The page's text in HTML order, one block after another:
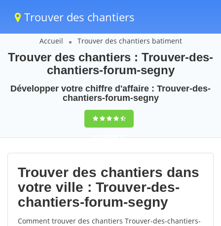
Trouver des chantiers
Accueil Trouver des chantiers batiment
Trouver des chantiers : Trouver-des-
chantiers-forum-segny
Développer votre chiffre d'affaire : Trouver-des-
chantiers-forum-segny
9,5(100%)72
votes
Trouver des chantiers dans
votre ville : Trouver-des-
chantiers-forum-segny
Comment trouver des chantiers Trouver-des-chantiers-